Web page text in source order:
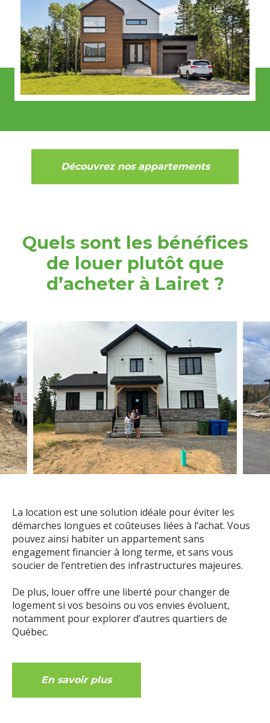
Découvrez nos appartements
Quels sont les bénéfices
de louer plutôt que
d’acheter à Lairet ?
La location est une solution idéale pour éviter les
démarches longues et coûteuses liées à l’achat. Vous
pouvez ainsi habiter un appartement sans
engagement financier à long terme, et sans vous
soucier de l’entretien des infrastructures majeures.
De plus, louer offre une liberté pour changer de
logement si vos besoins ou vos envies évoluent,
notamment pour explorer d’autres quartiers de
Québec.
En savoir plus